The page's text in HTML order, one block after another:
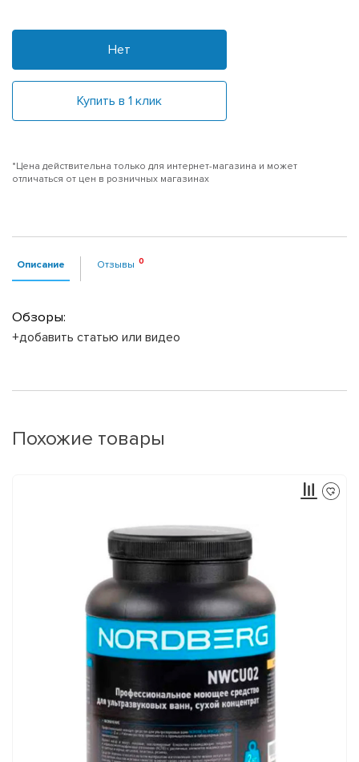
Нет
Купить в 1 клик
*Цена действительна только для интернет-магазина и может
отличаться от цен в розничных магазинах
Описание Отзывы
Обзоры:
+добавить статью или видео
Похожие товары